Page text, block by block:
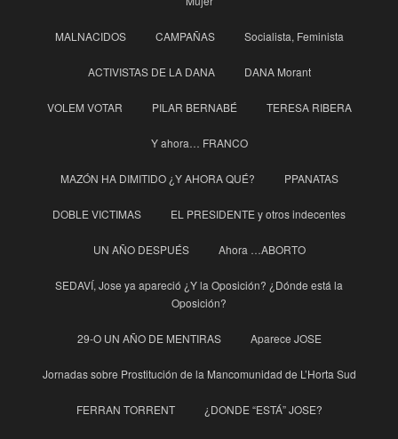
MALNACIDOS CAMPAÑAS Socialista, Feminista
ACTIVISTAS DE LA DANA DANA Morant
VOLEM VOTAR PILAR BERNABÉ TERESA RIBERA
Y ahora… FRANCO
MAZÓN HA DIMITIDO ¿Y AHORA QUÉ? PPANATAS
DOBLE VICTIMAS EL PRESIDENTE y otros indecentes
UN AÑO DESPUÉS Ahora …ABORTO
SEDAVÍ, Jose ya apareció ¿Y la Oposición? ¿Dónde está la
Oposición?
29-O UN AÑO DE MENTIRAS Aparece JOSE
Jornadas sobre Prostitución de la Mancomunidad de L’Horta Sud
FERRAN TORRENT ¿DONDE “ESTÁ” JOSE?